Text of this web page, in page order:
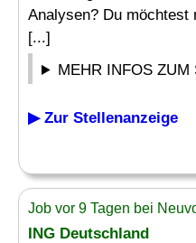
Analysen? Du möchtest
[...]
MEHR INFOS ZUM
▶ Zur Stellenanzeige
Job vor 9 Tagen bei
ING Deutschland